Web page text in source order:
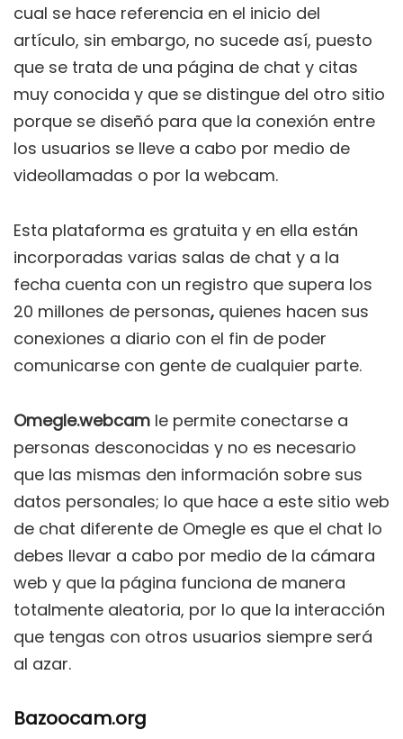
cual se hace referencia en el inicio del
artículo, sin embargo, no sucede así, puesto
que se trata de una página de chat y citas
muy conocida y que se distingue del otro sitio
porque se diseñó para que la conexión entre
los usuarios se lleve a cabo por medio de
videollamadas o por la webcam.
Esta plataforma es gratuita y en ella están
incorporadas varias salas de chat y a la
fecha cuenta con un registro que supera los
20 millones de personas, quienes hacen sus
conexiones a diario con el fin de poder
comunicarse con gente de cualquier parte.
Omegle.webcam le permite conectarse a
personas desconocidas y no es necesario
que las mismas den información sobre sus
datos personales; lo que hace a este sitio web
de chat diferente de Omegle es que el chat lo
debes llevar a cabo por medio de la cámara
web y que la página funciona de manera
totalmente aleatoria, por lo que la interacción
que tengas con otros usuarios siempre será
al azar.
Bazoocam.org